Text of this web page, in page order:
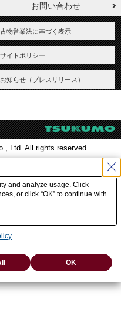
お問い合わせ
古物営業法に基づく表示
サイトポリシー
お知らせ（プレスリリース）
Ltd. All rights reserved.
and analyze usage. Click
or click “OK” to continue with
OK